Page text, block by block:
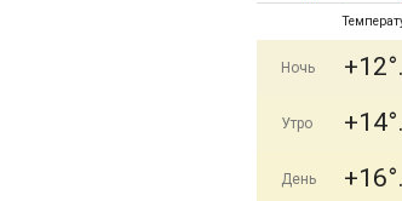
Ночь +12°
Утро +14°
День +16°